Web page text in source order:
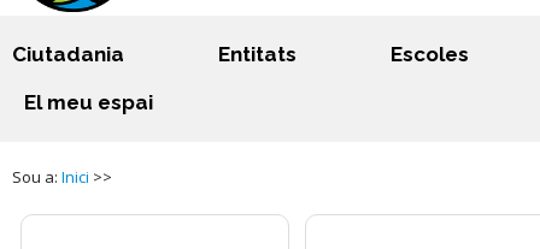
Ciutadania Entitats
Escoles
El meu espai
Sou a: Inici >>